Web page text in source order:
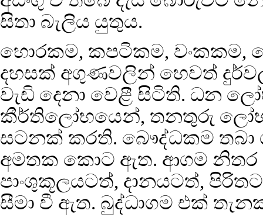
සිතා බැලිය යුතුය.
හොරකම, කපටිකම, වංකකම,
දහසක් අගුණවලින් හෙවත්
වැඩි දෙනා වෙළී සිටිති. ධන
කීර්තිලෝභයෙන්, තනතුරු
සටනක් කරති. බෞද්ධකම තබා
අමතක කොට ඇත. ආගම නිතර
පාංශුකූලයටත්, දානයටත්,
සීමා වී ඇත. බුද්ධාගම එක්